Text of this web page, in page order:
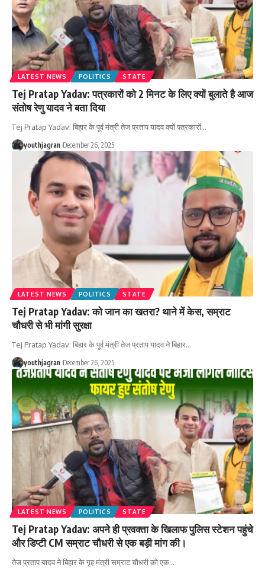
LATEST NEWS POLITICS STATE
Tej Pratap Yadav: पत्रकारों को 2 मिनट के लिए क्यों बुलाते है आज
संतोष रेणु यादव ने बता दिया
Tej Pratap Yadav: बिहार के पूर्व मंत्री तेज प्रताप यादव क्यों पत्रकारों…
youthjagran December 26, 2025
LATEST NEWS POLITICS STATE
Tej Pratap Yadav: को जान का खतरा? थाने में केस, सम्राट
चौधरी से भी मांगी सुरक्षा
Tej Pratap Yadav: बिहार के पूर्व मंत्री तेज प्रताप यादव ने बिहार…
youthjagran December 26, 2025
LATEST NEWS POLITICS STATE
Tej Pratap Yadav: अपने ही प्रवक्ता के खिलाफ पुलिस स्टेशन पहुंचे
और डिप्टी CM सम्राट चौधरी से एक बड़ी मांग की।
तेज प्रताप यादव ने बिहार के गृह मंत्री सम्राट चौधरी को एक…